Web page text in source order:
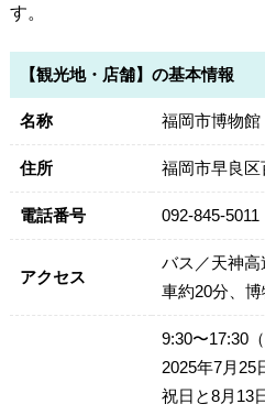
す。
【観光地・店舗】の基本情報
名称 福岡市博物館
住所 福岡市早良区
電話番号 092-845-5011
アクセス
バス／天神
車約20分、
9:30〜17:30
2025年7月25
祝日と8月13